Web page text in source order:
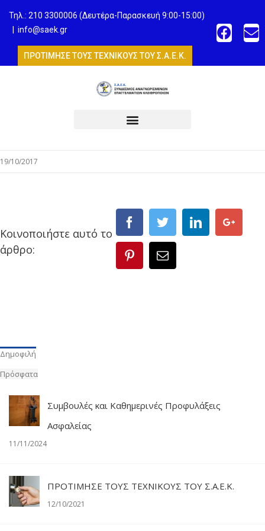
Τηλ.: 210 3300006 (Δευτέρα-Παρασκευή 9:00-15:00)
info@saek.gr
ΠΡΟΤΙΜΗΣΕ ΤΟΥΣ ΤΕΧΝΙΚΟΥΣ ΤΟΥ Σ.Α.Ε.Κ.
19/10/2017
Κοινοποιήστε αυτό το
άρθρο:
Δημοφιλή
Πρόσφατα
Συμβουλές και Καθημερινές Προφυλάξεις
Ασφαλείας
11/11/2024
ΠΡΟΤΙΜΗΣΕ ΤΟΥΣ ΤΕΧΝΙΚΟΥΣ ΤΟΥ Σ.Α.Ε.Κ.
12/10/2021